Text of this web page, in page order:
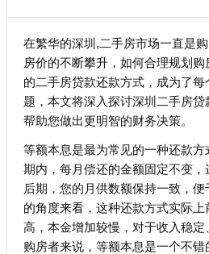
在繁华的深圳,二手房市场一直是
房价的不断攀升，如何合理规划
的二手房贷款还款方式，成为了
题，本文将深入探讨深圳二手房贷
帮助您做出更明智的财务决策。
等额本息是最为常见的一种还款
期内，每月偿还的金额固定不变
后期，您的月供数额保持一致，
的角度来看，这种还款方式实际
高，本金增加较慢，对于收入稳
购房者来说，等额本息是一个不